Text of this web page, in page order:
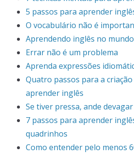
5 passos para aprender
O vocabulário não é
Aprendendo inglês no
Errar não é um problema
Aprenda expressões
Quatro passos para a
aprender inglês
Se tiver pressa, ande devagar
7 passos para aprender
quadrinhos
Como entender pelo menos